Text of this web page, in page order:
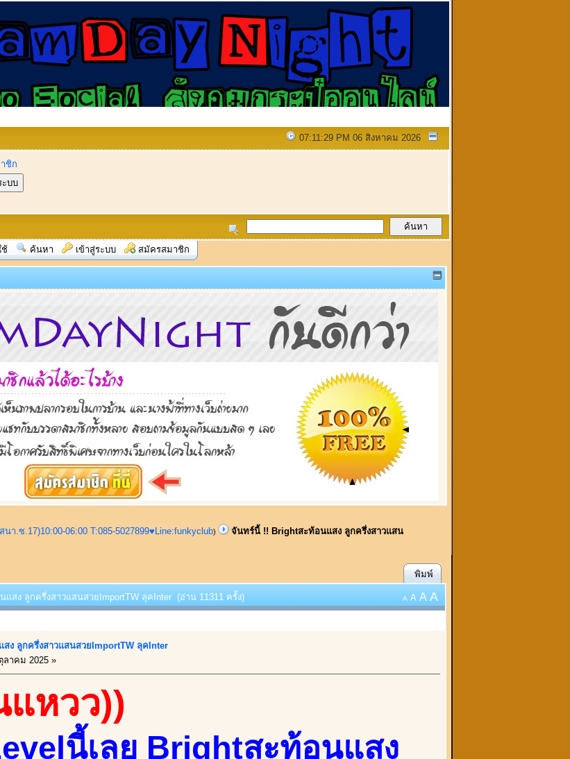
07:11:29 PM 06 สิงหาคม 2026
ชิก
ช้ ค้นหา เข้าสู่ระบบ สมัครสมาชิก
นา.ซ.17)10:00-06:00 T:085-5027899♥Line:funkyclub)
จันทร์นี้ !! Brightสะท้อนแสง ลูกครึ่งสาวแสน
พิมพ์
สง ลูกครึ่งสาวแสนสวยImportTW ลุคInter (อ่าน 11311 ครั้ง) A A A A
ง ลูกครึ่งสาวแสนสวยImportTW ลุคInter
ลาคม 2025 »
แหวว))
นี้เลย Brightสะท้อนแสง